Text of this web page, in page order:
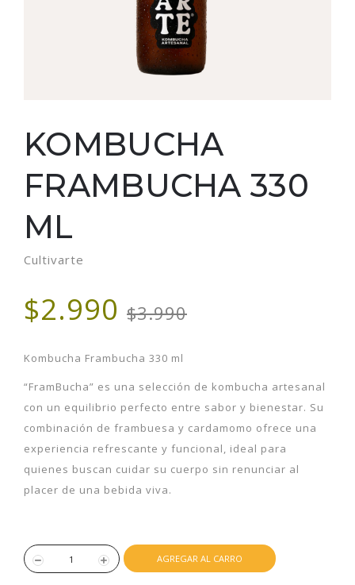
KOMBUCHA
FRAMBUCHA 330
ML
Cultivarte
$2.990 $3.990
Kombucha Frambucha 330 ml
“FramBucha” es una selección de kombucha artesanal
con un equilibrio perfecto entre sabor y bienestar. Su
combinación de frambuesa y cardamomo ofrece una
experiencia refrescante y funcional, ideal para
quienes buscan cuidar su cuerpo sin renunciar al
placer de una bebida viva.
AGREGAR AL CARRO